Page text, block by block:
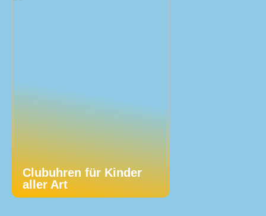
Clubuhren für Kinder
aller Art